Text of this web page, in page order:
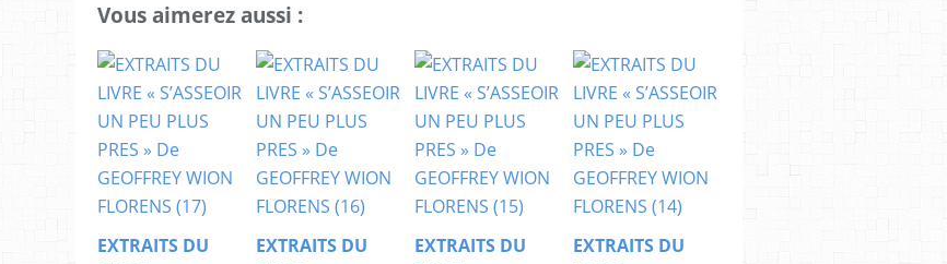
Vous aimerez aussi :
EXTRAITS DU
EXTRAITS DU
EXTRAITS DU
EXTRAITS DU